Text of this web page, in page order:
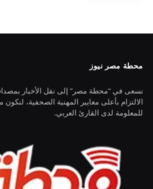
محطة مصر نيوز
نسعى في “محطة مصر” إلى نقل الأخبار
الالتزام بأعلى معايير المهنية الصحفية،
للمعلومة لدى القارئ العربي.